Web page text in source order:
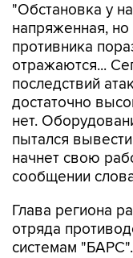
"Обстановка у
напряженная,
противника
отражаются...
последствий
достаточно
нет.
пытался
начнет свою
сообщении
Глава региона
отряда
системам "БАРС".